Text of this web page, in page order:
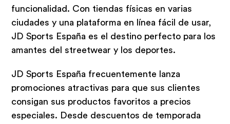
funcionalidad. Con tiendas físicas en varias
ciudades y una plataforma en línea fácil de usar,
JD Sports España es el destino perfecto para los
amantes del streetwear y los deportes.
JD Sports España frecuentemente lanza
promociones atractivas para que sus clientes
consigan sus productos favoritos a precios
especiales. Desde descuentos de temporada